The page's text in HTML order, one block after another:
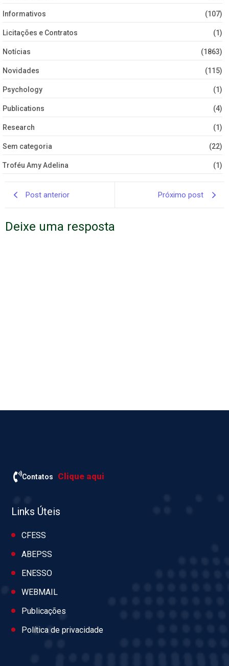
Informativos (107)
Licitações e Contratos (1)
Notícias (1863)
Novidades (115)
Psychology (1)
Publications (4)
Research (1)
Sem categoria (22)
Troféu Amy Adelina (1)
Post anterior Próximo post
Deixe uma resposta
Contatos Clique aqui
Links Úteis
CFESS
ABEPSS
ENESSO
WEBMAIL
Publicações
Política de privacidade